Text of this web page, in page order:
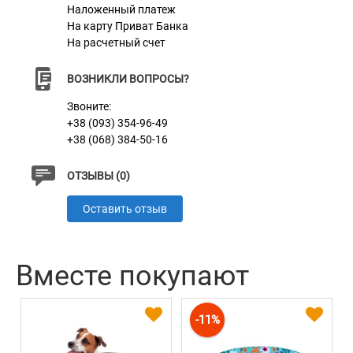
Наложенный платеж
На карту Приват Банка
На расчетный счет
ВОЗНИКЛИ ВОПРОСЫ?
Звоните:
+38 (093) 354-96-49
+38 (068) 384-50-16
ОТЗЫВЫ (0)
Оставить отзыв
Вместе покупают
-11%